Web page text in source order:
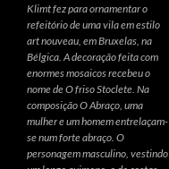
Klimt fez para ornamentar o
refeitório de uma vila em estilo
art nouveau, em Bruxelas, na
Bélgica. A decoração feita com
enormes mosaicos recebeu o
nome de O friso Stoclete. Na
composição O Abraço, uma
mulher e um homem entrelaçam-
se num forte abraço. O
personagem masculino, vestindo